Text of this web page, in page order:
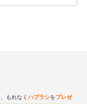
もれなく ハブラシをプレゼ